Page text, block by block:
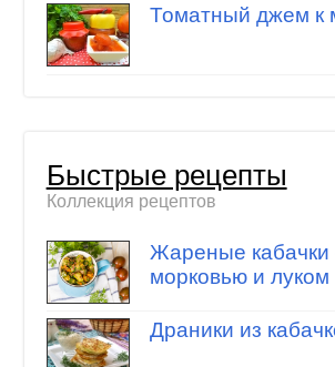
Томатный джем к
Быстрые рецепты
Коллекция рецептов
Жареные кабачки
морковью и луком
Драники из